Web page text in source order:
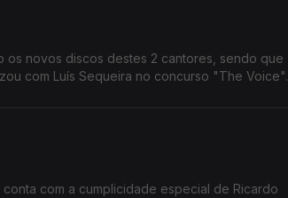
os novos discos destes 2 cantores, sendo que
com Luís Sequeira no concurso "The Voice".
com a cumplicidade especial de Ricardo